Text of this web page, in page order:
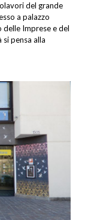
del grande
a palazzo
delle Imprese e del
pensa alla